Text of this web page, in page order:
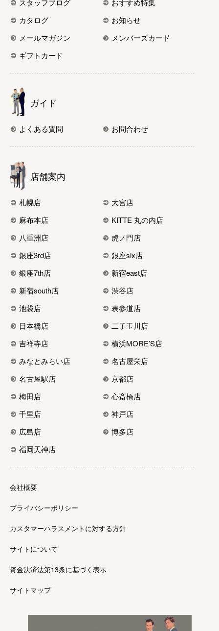
スタッフブログ
おすすめ特集
カタログ
お知らせ
メールマガジン
メンバーズカード
ギフトカード
ガイド
よくある質問 お問合わせ
店舗案内
札幌店
大宮店
麻布本店
KITTE 丸の内店
八重洲店
虎ノ門店
銀座3rd店
銀座six店
銀座7th店
新宿east店
新宿south店
渋谷店
池袋店
表参道店
日本橋店
二子玉川店
吉祥寺店
横浜MORE’S店
みなとみらい店
名古屋栄店
名古屋駅店
京都店
梅田店
心斎橋店
千里店
神戸店
広島店
博多店
福岡天神店
会社概要
プライバシーポリシー
カスタマーハラスメントに対する方針
サイトについて
資金決済法第13条に基づく表示
サイトマップ